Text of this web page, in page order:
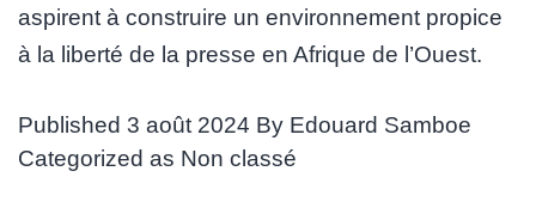
aspirent à construire un environnement propice
à la liberté de la presse en Afrique de l’Ouest.
Published 3 août 2024 By Edouard Samboe
Categorized as Non classé